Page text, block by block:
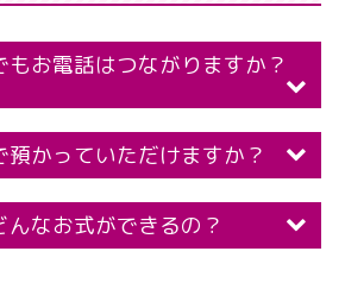
もお電話はつながりますか？
預かっていただけますか？
んなお式ができるの？